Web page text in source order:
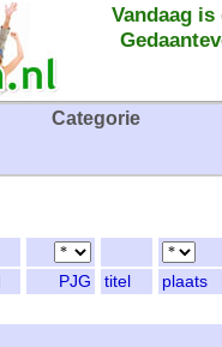
Vandaag
Categorie
PJG titel
plaats